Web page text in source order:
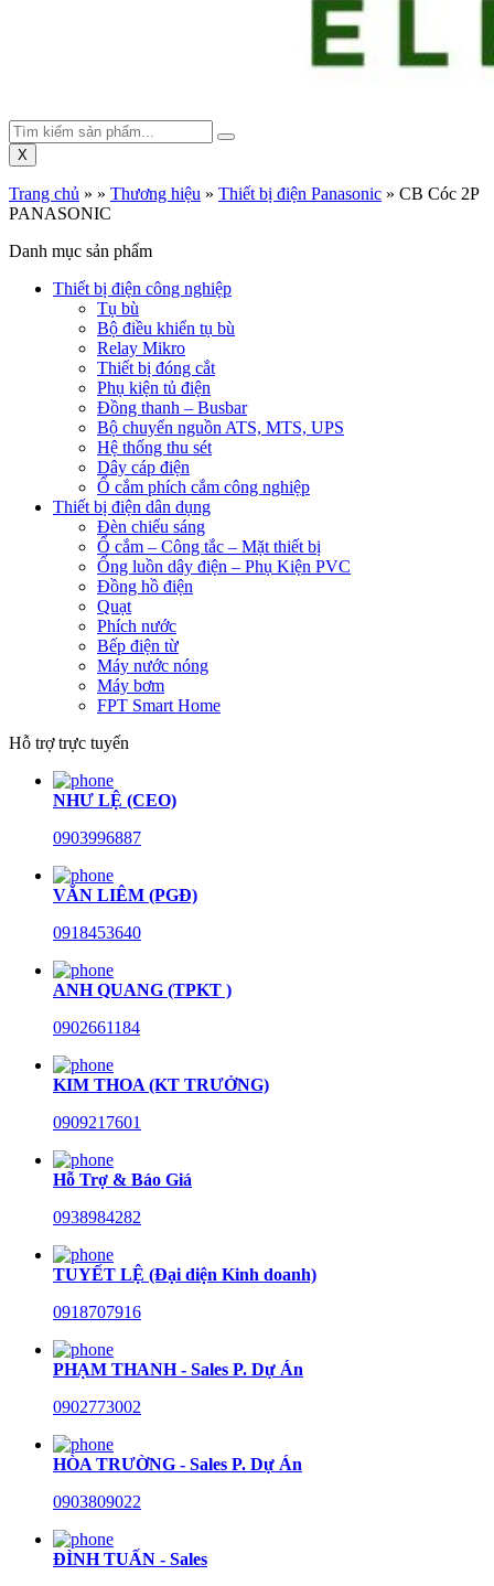
X
Trang chủ » » Thương hiệu » Thiết bị điện Panasonic » CB Cóc 2P
PANASONIC
Danh mục sản phẩm
Thiết bị điện công nghiệp
Tụ bù
Bộ điều khiển tụ bù
Relay Mikro
Thiết bị đóng cắt
Phụ kiện tủ điện
Đồng thanh – Busbar
Bộ chuyển nguồn ATS, MTS, UPS
Hệ thống thu sét
Dây cáp điện
Ổ cắm phích cắm công nghiệp
Thiết bị điện dân dụng
Đèn chiếu sáng
Ổ cắm – Công tắc – Mặt thiết bị
Ống luồn dây điện – Phụ Kiện PVC
Đồng hồ điện
Quạt
Phích nước
Bếp điện từ
Máy nước nóng
Máy bơm
FPT Smart Home
Hỗ trợ trực tuyến
NHƯ LỆ (CEO)
0903996887
VĂN LIÊM (PGĐ)
0918453640
ANH QUANG (TPKT )
0902661184
KIM THOA (KT TRƯỞNG)
0909217601
Hỗ Trợ & Báo Giá
0938984282
TUYẾT LỆ (Đại diện Kinh doanh)
0918707916
PHẠM THANH - Sales P. Dự Án
0902773002
HÒA TRƯỜNG - Sales P. Dự Án
0903809022
ĐÌNH TUẤN - Sales